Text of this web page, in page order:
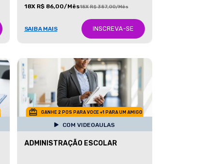
18X R$ 86,00/Mês18X R$ 387,00/Mês
SAIBA MAIS INSCREVA-SE
GANHE 2 POS PARA VOCE +1 PARA UM AMIGO
COM VIDEOAULAS
ADMINISTRAÇÃO ESCOLAR